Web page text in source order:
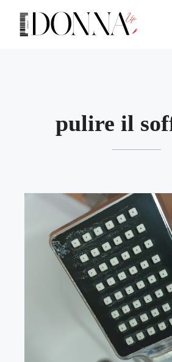
contenuto
pulire il